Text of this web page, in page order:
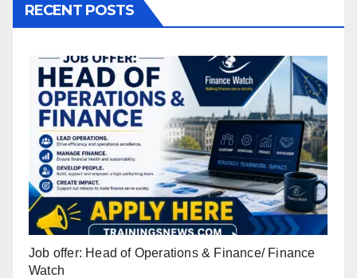
RECENT POSTS
Job offer: Head of Operations & Finance/ Finance
Watch